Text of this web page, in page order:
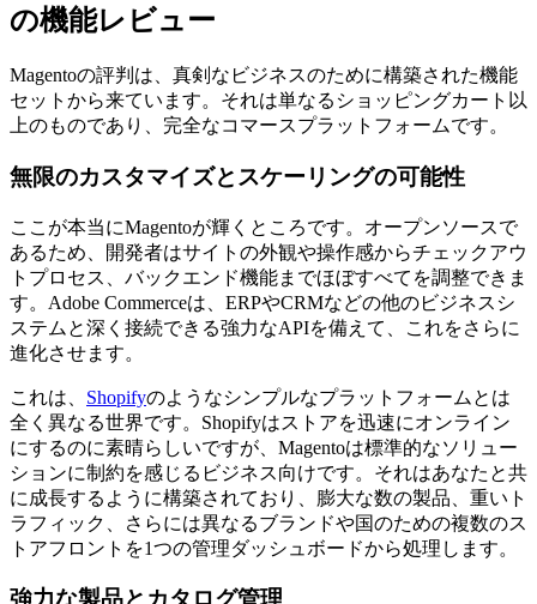
の機能レビュー
Magentoの評判は、真剣なビジネスのために構築された機能
セットから来ています。それは単なるショッピングカート以
上のものであり、完全なコマースプラットフォームです。
無限のカスタマイズとスケーリングの可能性
ここが本当にMagentoが輝くところです。オープンソースで
あるため、開発者はサイトの外観や操作感からチェックアウ
トプロセス、バックエンド機能までほぼすべてを調整できま
す。Adobe Commerceは、ERPやCRMなどの他のビジネスシ
ステムと深く接続できる強力なAPIを備えて、これをさらに
進化させます。
これは、 Shopifyのようなシンプルなプラットフォームとは
全く異なる世界です。Shopifyはストアを迅速にオンライン
にするのに素晴らしいですが、Magentoは標準的なソリュー
ションに制約を感じるビジネス向けです。それはあなたと共
に成長するように構築されており、膨大な数の製品、重いト
ラフィック、さらには異なるブランドや国のための複数のス
トアフロントを1つの管理ダッシュボードから処理します。